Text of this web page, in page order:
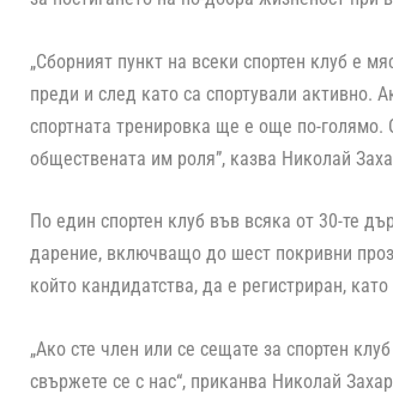
„Сборният пункт на всеки спортен клуб е
преди и след като са спортували активно.
спортната тренировка ще е още по-голямо.
обществената им роля”, казва Николай
По един спортен клуб във всяка от 30-те
дарение, включващо до шест покривни
който кандидатства, да е регистриран,
„Ако сте член или се сещате за спортен
свържете се с нас“, приканва Николай